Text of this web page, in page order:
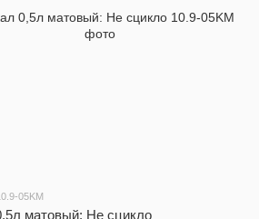
05KM
матовый: Не сцикло